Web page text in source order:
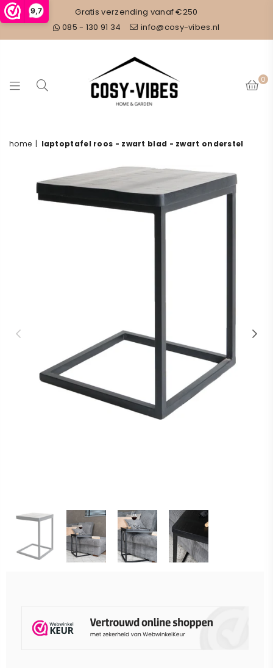
9,7
Gratis verzending vanaf €250
085 - 130 91 34
info@cosy-vibes.nl
COSY
VIBES
0
home | laptoptafel roos - zwart blad - zwart onderstel